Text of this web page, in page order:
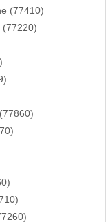
(77410)
(77220)